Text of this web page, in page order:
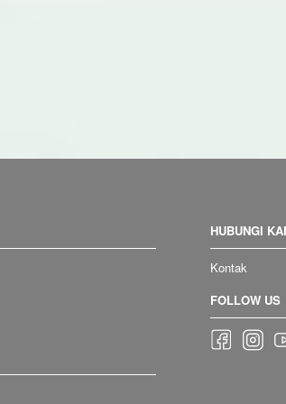
HUBUNGI
Kontak
FOLLOW US